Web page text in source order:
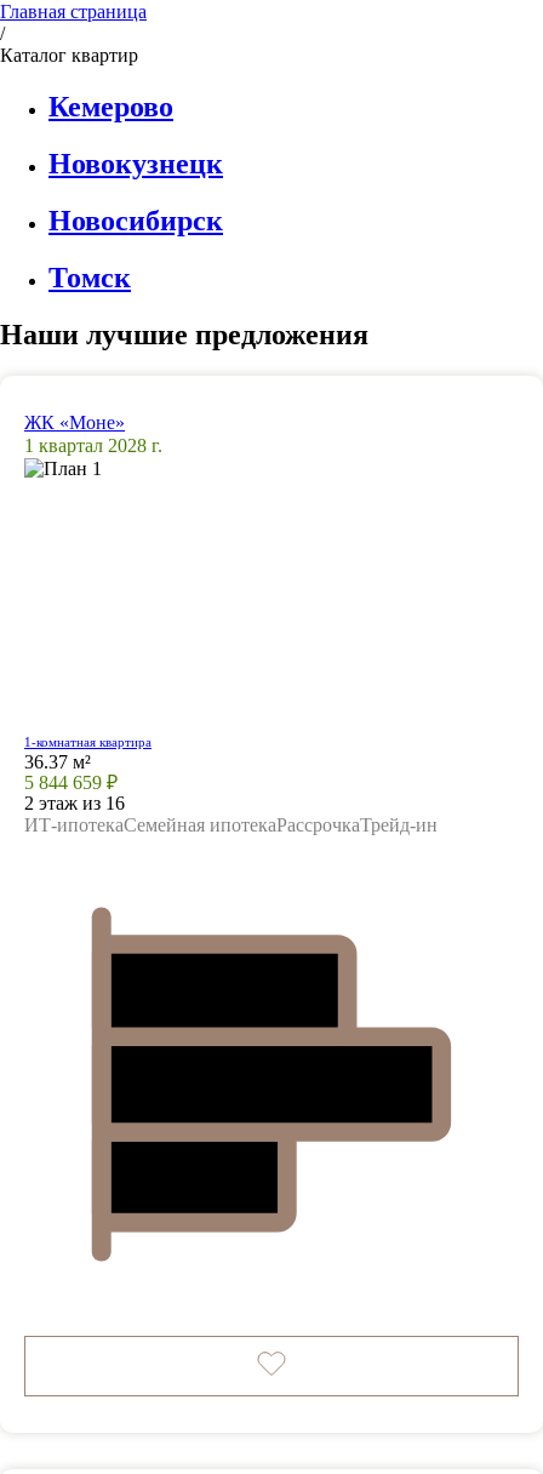
Главная страница
/
Каталог квартир
Кемерово
Новокузнецк
Новосибирск
Томск
Наши лучшие предложения
ЖК «Моне»
1 квартал 2028 г.
1-комнатная квартира
36.37 м²
5 844 659 ₽
2 этаж из 16
ИТ-ипотекаСемейная ипотекаРассрочкаТрейд-ин